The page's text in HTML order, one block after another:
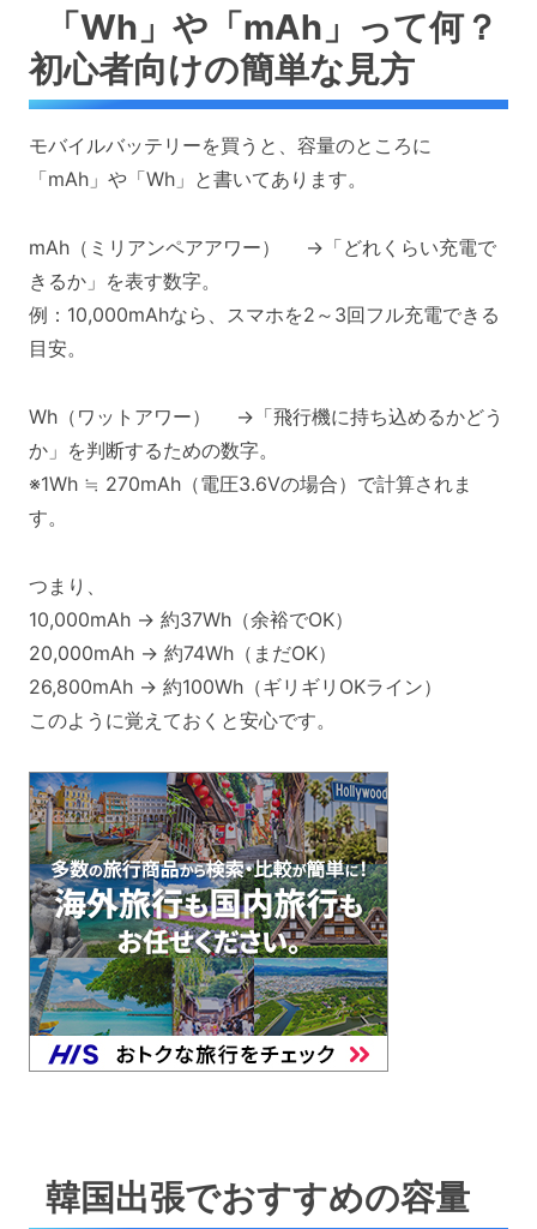
「Wh」や「mAh」って何？
初心者向けの簡単な見方
モバイルバッテリーを買うと、容量のところに
「mAh」や「Wh」と書いてあります。
mAh（ミリアンペアアワー） →「どれくらい充電で
きるか」を表す数字。
例：10,000mAhなら、スマホを2～3回フル充電できる
目安。
Wh（ワットアワー） →「飛行機に持ち込めるかどう
か」を判断するための数字。
※1Wh ≒ 270mAh（電圧3.6Vの場合）で計算されま
す。
つまり、
10,000mAh → 約37Wh（余裕でOK）
20,000mAh → 約74Wh（まだOK）
26,800mAh → 約100Wh（ギリギリOKライン）
このように覚えておくと安心です。
韓国出張でおすすめの容量